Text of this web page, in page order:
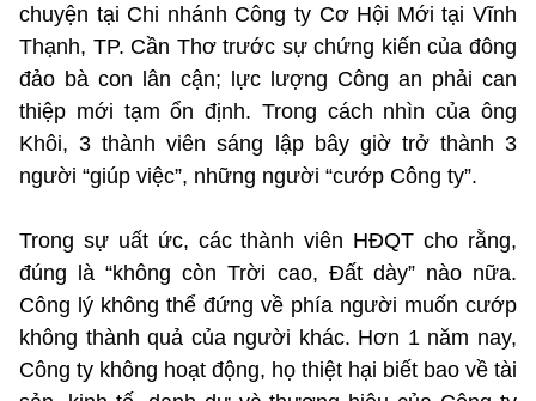
chuyện tại Chi nhánh Công ty Cơ Hội Mới tại Vĩnh
Thạnh, TP. Cần Thơ trước sự chứng kiến của đông
đảo bà con lân cận; lực lượng Công an phải can
thiệp mới tạm ổn định. Trong cách nhìn của ông
Khôi, 3 thành viên sáng lập bây giờ trở thành 3
người “giúp việc”, những người “cướp Công ty”.
Trong sự uất ức, các thành viên HĐQT cho rằng,
đúng là “không còn Trời cao, Đất dày” nào nữa.
Công lý không thể đứng về phía người muốn cướp
không thành quả của người khác. Hơn 1 năm nay,
Công ty không hoạt động, họ thiệt hại biết bao về tài